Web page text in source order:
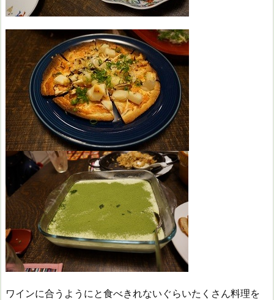
ワインに合うようにと食べきれないぐらいたくさん料理を